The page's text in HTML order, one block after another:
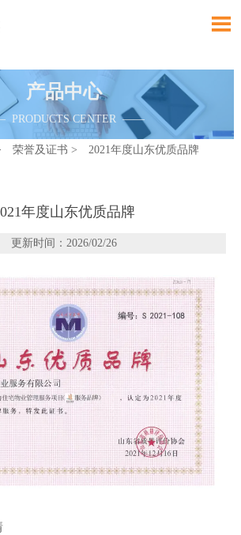

产品中心
CENTER ——
荣誉及证书 > 2021年度山东优质品牌
年度山东优质品牌
更新时间：2026/02/26